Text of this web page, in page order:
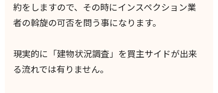
約をしますので、その時にインスペクション業
者の斡旋の可否を問う事になります。
現実的に「建物状況調査」を買主サイドが出来
る流れでは有りません。